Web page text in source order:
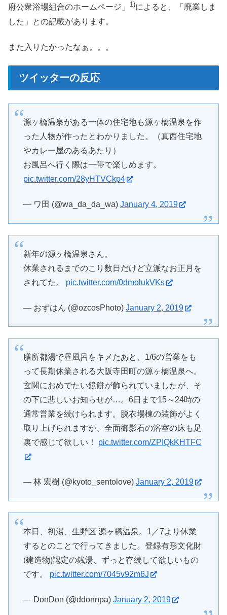
府公衆浴場組合のホームページ」
1)によると、「廃業しま
した」との記載があります。
また入りたかったなぁ。。。
ツイッターの反応
源ヶ橋温泉がある一体の住宅地も源ヶ橋温泉を作
った人物が作ったとわかりました。（真西住宅地
やカレー屋のあるあたり）
お風呂へ行く際は一帯で楽しめます。
pic.twitter.com/28yHTVCkp4
— ワ田 (@wa_da_da_wa) January 4, 2019
新年の源ヶ橋温泉さん。
休業されるまでのこり数日だけど立派なお正月を
されてた。 pic.twitter.com/0dmolukVKs
— おずはん (@ozcosPhoto) January 2, 2019
膳所都湯で昼風呂をキメたあと、1/6の営業をも
って長期休業される大阪寺田町の源ヶ橋温泉へ。
玄関におめでたい鏡餅が飾られていましたが、そ
の下に悲しいお知らせが…。6日まで15～24時の
通常営業を続けられます。脱衣場棟の装飾がよく
取り上げられますが、全面御影石の浴室の床も足
裏で感じて欲しい！ pic.twitter.com/ZPIQkKHTFC
— 林 宏樹 (@kyoto_sentolove) January 2, 2019
本日、初湯、生野区 源ヶ橋温泉。1／7より休業
するとのことで行ってきました。登録有形文化財
(建造物)認定の銭湯、ずっと存続して欲しいもの
です。 pic.twitter.com/7045v92m6J
— DonDon (@ddonnpa) January 2, 2019